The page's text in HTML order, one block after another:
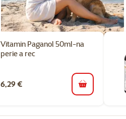
Vitamin Paganol 50ml-na
perie a rec
6,29 € do košíka